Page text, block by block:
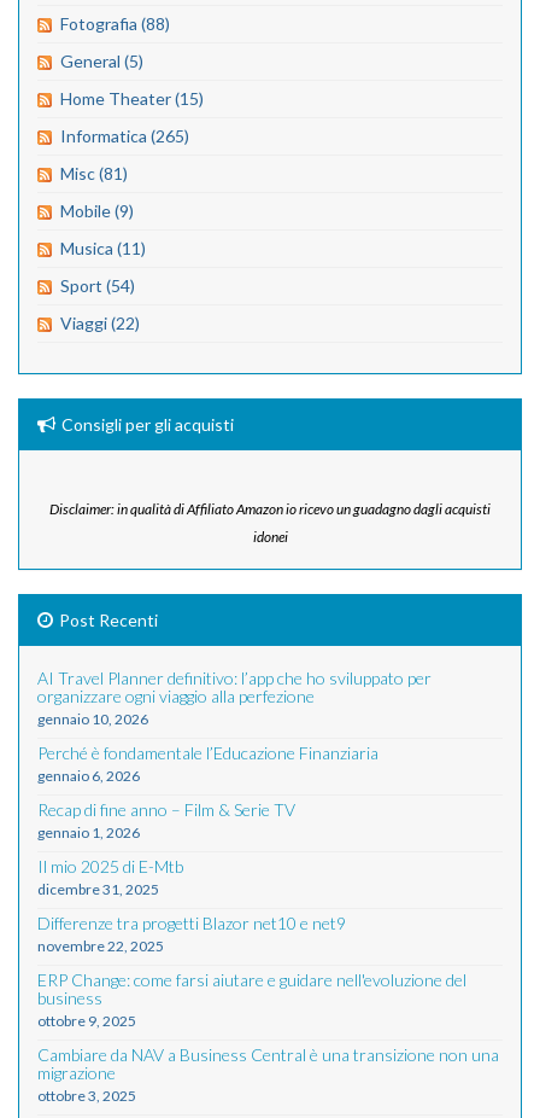
Fotografia (88)
General (5)
Home Theater (15)
Informatica (265)
Misc (81)
Mobile (9)
Musica (11)
Sport (54)
Viaggi (22)
Consigli per gli acquisti
Disclaimer: in qualità di Affiliato Amazon io ricevo un guadagno dagli acquisti
idonei
Post Recenti
AI Travel Planner definitivo: l’app che ho sviluppato per
organizzare ogni viaggio alla perfezione
gennaio 10, 2026
Perché è fondamentale l’Educazione Finanziaria
gennaio 6, 2026
Recap di fine anno – Film & Serie TV
gennaio 1, 2026
Il mio 2025 di E-Mtb
dicembre 31, 2025
Differenze tra progetti Blazor net10 e net9
novembre 22, 2025
ERP Change: come farsi aiutare e guidare nell'evoluzione del
business
ottobre 9, 2025
Cambiare da NAV a Business Central è una transizione non una
migrazione
ottobre 3, 2025